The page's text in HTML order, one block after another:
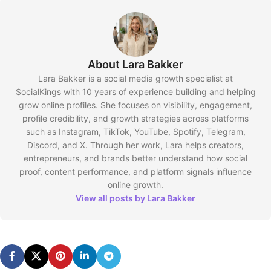
About Lara Bakker
Lara Bakker is a social media growth specialist at
SocialKings with 10 years of experience building and helping
grow online profiles. She focuses on visibility, engagement,
profile credibility, and growth strategies across platforms
such as Instagram, TikTok, YouTube, Spotify, Telegram,
Discord, and X. Through her work, Lara helps creators,
entrepreneurs, and brands better understand how social
proof, content performance, and platform signals influence
online growth.
View all posts by Lara Bakker